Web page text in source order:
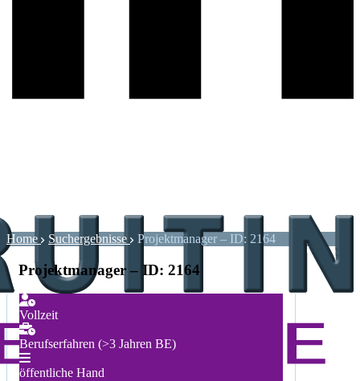
Home Suchergebnisse Projektmanager – ID: 2164
Projektmanager – ID: 2164
Vollzeit
Berufserfahren (>3 Jahren BE)
öffentliche Hand